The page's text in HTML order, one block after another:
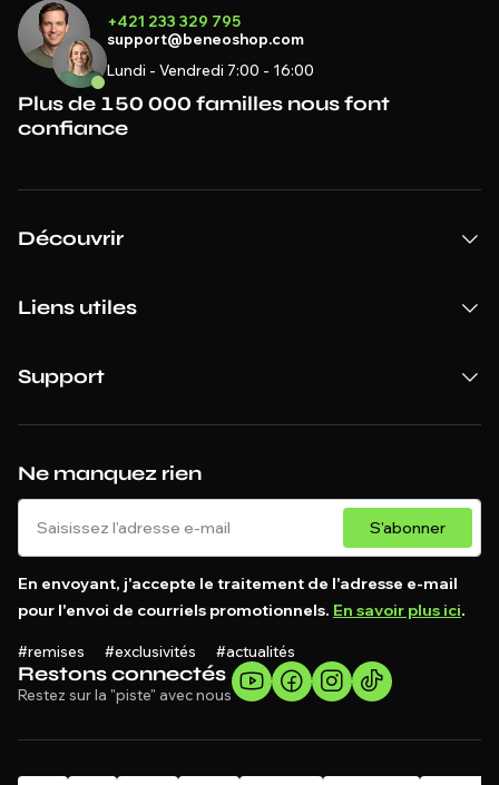
Restons connectés
Restez sur la "piste" avec nous
Ne manquez rien
S'abonner
En envoyant, j'accepte le traitement de l'adresse e-mail
pour l'envoi de courriels promotionnels. En savoir plus ici.
#remises #exclusivités #actualités
+421 233 329 795
support@beneoshop.com
Lundi - Vendredi 7:00 - 16:00
Plus de 150 000 familles nous font
confiance
Découvrir
Liens utiles
Support